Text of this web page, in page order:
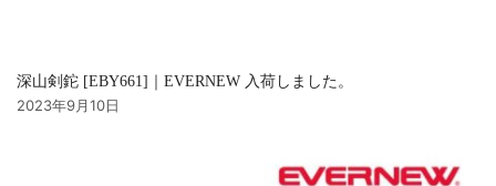
深山剣鉈 [EBY661]｜EVERNEW 入荷しました。
2023年9月10日